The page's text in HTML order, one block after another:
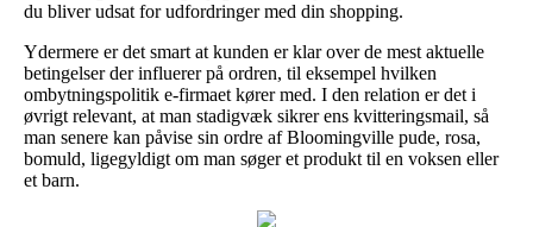
du bliver udsat for udfordringer med din shopping.
Ydermere er det smart at kunden er klar over de mest aktuelle
betingelser der influerer på ordren, til eksempel hvilken
ombytningspolitik e-firmaet kører med. I den relation er det i
øvrigt relevant, at man stadigvæk sikrer ens kvitteringsmail, så
man senere kan påvise sin ordre af Bloomingville pude, rosa,
bomuld, ligegyldigt om man søger et produkt til en voksen eller
et barn.